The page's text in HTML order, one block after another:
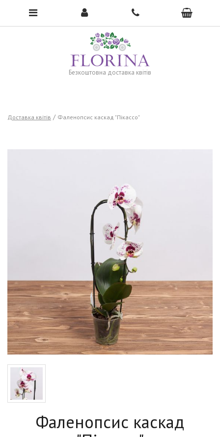
Безкоштовна доставка квітів
To open the menu, click here →
Доставка квітів Фаленопсис каскад "Пікассо"
Фаленопсис каскад